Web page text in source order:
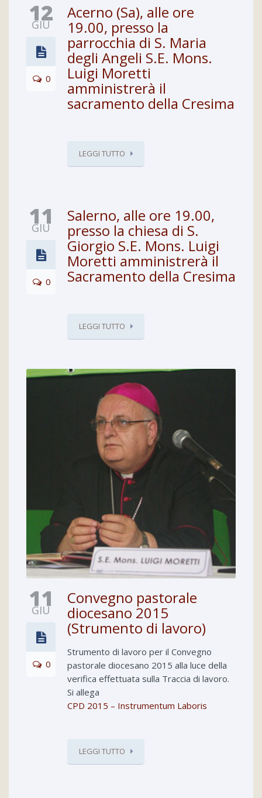
12
GIU
0
Acerno (Sa), alle ore
19.00, presso la
parrocchia di S. Maria
degli Angeli S.E. Mons.
Luigi Moretti
amministrerà il
sacramento della Cresima
LEGGI TUTTO
11
GIU
0
Salerno, alle ore 19.00,
presso la chiesa di S.
Giorgio S.E. Mons. Luigi
Moretti amministrerà il
Sacramento della Cresima
LEGGI TUTTO
11
GIU
0
Convegno pastorale
diocesano 2015
(Strumento di lavoro)
Strumento di lavoro per il Convegno
pastorale diocesano 2015 alla luce della
verifica effettuata sulla Traccia di lavoro.
Si allega
CPD 2015 – Instrumentum Laboris
LEGGI TUTTO